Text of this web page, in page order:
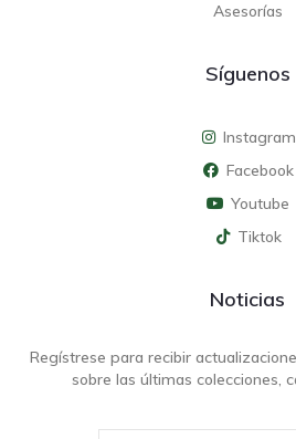
Asesorías
Síguenos
Instagram
Facebook
Youtube
Tiktok
Noticias
Regístrese para recibir
sobre las últimas colecciones,